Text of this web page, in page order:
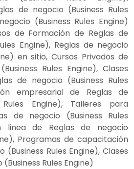
de negocio (Business Rules
(Business Rules Engine)
de Formación de Reglas de
Engine), Reglas de negocio
en sitio, Cursos Privados de
Rules Engine), Clases
de negocio (Business Rules
empresarial de Reglas de
Rules Engine), Talleres para
de negocio (Business Rules
linea de Reglas de negocio
Programas de capacitación
(Business Rules Engine), Clases
Rules Engine)